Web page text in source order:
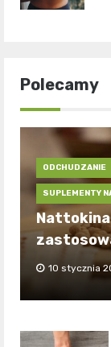
Polecamy
ODCHUDZANIE
SUPLEMENTY
10 stycznia